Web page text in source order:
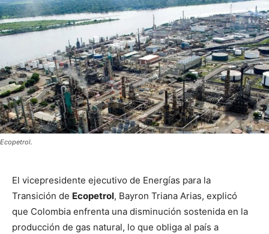
Ecopetrol.
El vicepresidente ejecutivo de Energías para la
Transición de Ecopetrol, Bayron Triana Arias, explicó
que Colombia enfrenta una disminución sostenida en la
producción de gas natural, lo que obliga al país a